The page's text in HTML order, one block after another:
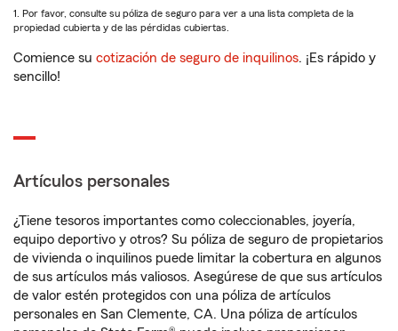
1. Por favor, consulte su póliza de seguro para ver a una lista completa de la
propiedad cubierta y de las pérdidas cubiertas.
Comience su cotización de seguro de inquilinos. ¡Es rápido y
sencillo!
Artículos personales
¿Tiene tesoros importantes como coleccionables, joyería,
equipo deportivo y otros? Su póliza de seguro de propietarios
de vivienda o inquilinos puede limitar la cobertura en algunos
de sus artículos más valiosos. Asegúrese de que sus artículos
de valor estén protegidos con una póliza de artículos
personales en San Clemente, CA. Una póliza de artículos